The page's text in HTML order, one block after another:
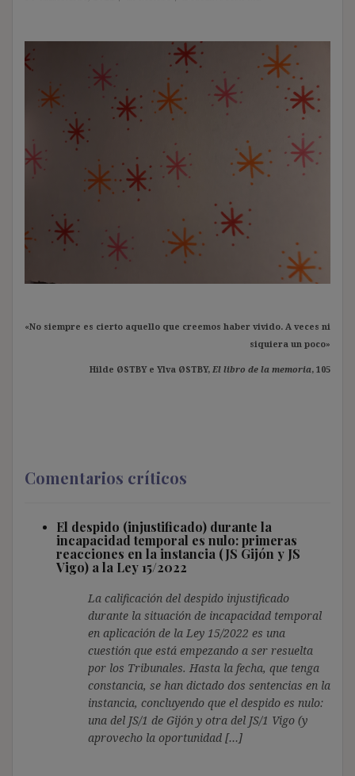
«No siempre es cierto aquello que creemos haber vivido. A veces ni
siquiera un poco»
Hilde ØSTBY e Ylva ØSTBY, El libro de la memoria, 105
Comentarios críticos
El despido (injustificado) durante la
incapacidad temporal es nulo: primeras
reacciones en la instancia (JS Gijón y JS
Vigo) a la Ley 15/2022
La calificación del despido injustificado
durante la situación de incapacidad temporal
en aplicación de la Ley 15/2022 es una
cuestión que está empezando a ser resuelta
por los Tribunales. Hasta la fecha, que tenga
constancia, se han dictado dos sentencias en la
instancia, concluyendo que el despido es nulo:
una del JS/1 de Gijón y otra del JS/1 Vigo (y
aprovecho la oportunidad […]